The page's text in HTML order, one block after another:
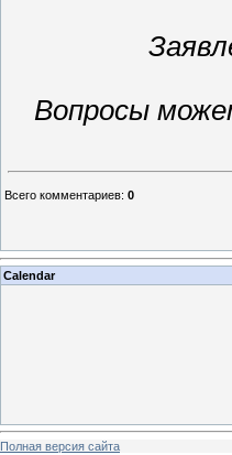
Вопросы
Всего комментариев: 0
Calendar
Полная версия сайта